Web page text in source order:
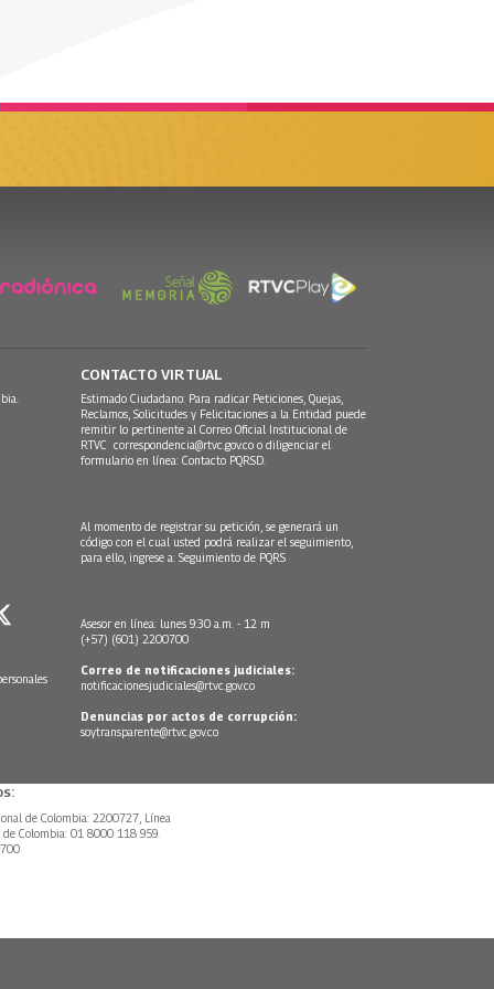
CONTACTO VIRTUAL
Estimado Ciudadano: Para radicar Peticiones, Quejas,
Reclamos, Solicitudes y Felicitaciones a la Entidad puede
remitir lo pertinente al Correo Oficial Institucional de
RTVC correspondencia@rtvc.gov.co o diligenciar el
formulario en línea: Contacto PQRSD.
Al momento de registrar su petición, se generará un
código con el cual usted podrá realizar el seguimiento,
para ello, ingrese a: Seguimiento de PQRS
Asesor en línea: lunes 9:30 a.m. - 12 m
(+57) (601) 2200700
Correo de notificaciones judiciales:
notificacionesjudiciales@rtvc.gov.co
Denuncias por actos de corrupción:
soytransparente@rtvc.gov.co
de Colombia: 2200727, Línea
Colombia: 01 8000 118 959.